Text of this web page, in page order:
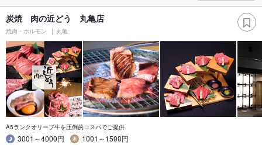
炭焼 肉の近どう 丸亀店
焼肉・ホルモン 丸亀
A5ランクオリーブ牛を圧倒的コスパでご提供
3001～4000円
1001～1500円